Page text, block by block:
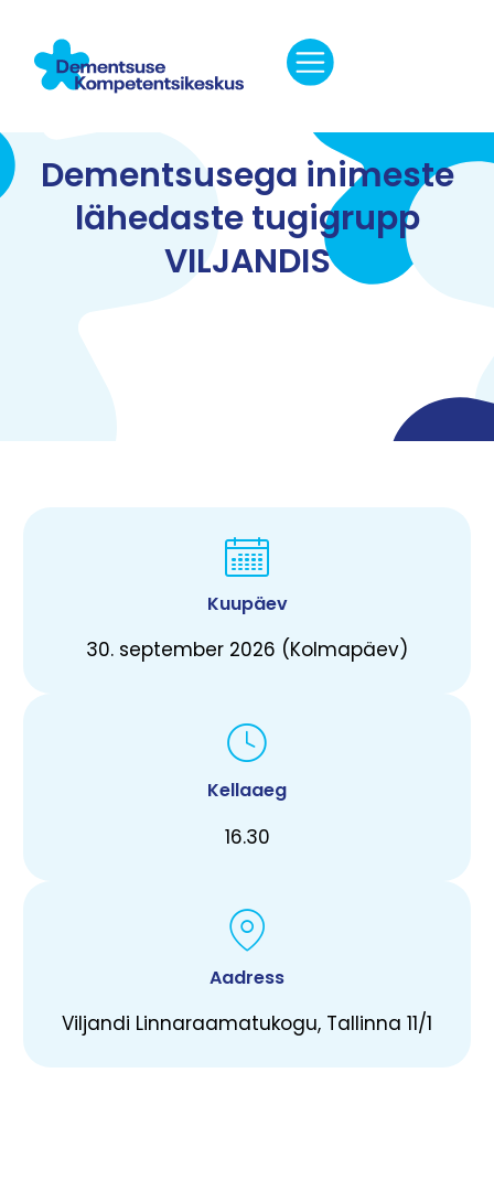
Dementsusega inimeste
lähedaste tugigrupp
VILJANDIS
Kuupäev
30. september 2026 (Kolmapäev)
Kellaaeg
16.30
Aadress
Viljandi Linnaraamatukogu, Tallinna 11/1